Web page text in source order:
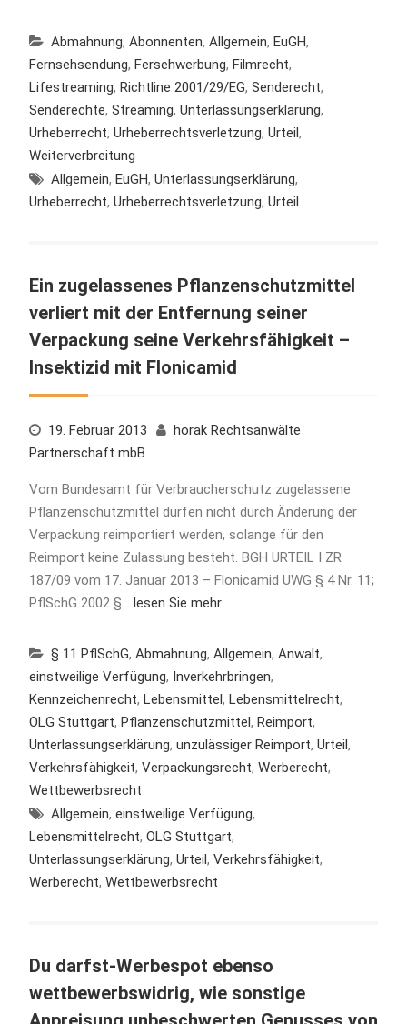
Abmahnung, Abonnenten, Allgemein, EuGH,
Fernsehsendung, Fersehwerbung, Filmrecht,
Lifestreaming, Richtline 2001/29/EG, Senderecht,
Senderechte, Streaming, Unterlassungserklärung,
Urheberrecht, Urheberrechtsverletzung, Urteil,
Weiterverbreitung
Allgemein, EuGH, Unterlassungserklärung,
Urheberrecht, Urheberrechtsverletzung, Urteil
Ein zugelassenes Pflanzenschutzmittel
verliert mit der Entfernung seiner
Verpackung seine Verkehrsfähigkeit –
Insektizid mit Flonicamid
19. Februar 2013
horak Rechtsanwälte
Partnerschaft mbB
Vom Bundesamt für Verbraucherschutz zugelassene
Pflanzenschutzmittel dürfen nicht durch Änderung der
Verpackung reimportiert werden, solange für den
Reimport keine Zulassung besteht. BGH URTEIL I ZR
187/09 vom 17. Januar 2013 – Flonicamid UWG § 4 Nr. 11;
PflSchG 2002 §… lesen Sie mehr
§ 11 PflSchG, Abmahnung, Allgemein, Anwalt,
einstweilige Verfügung, Inverkehrbringen,
Kennzeichenrecht, Lebensmittel, Lebensmittelrecht,
OLG Stuttgart, Pflanzenschutzmittel, Reimport,
Unterlassungserklärung, unzulässiger Reimport, Urteil,
Verkehrsfähigkeit, Verpackungsrecht, Werberecht,
Wettbewerbsrecht
Allgemein, einstweilige Verfügung,
Lebensmittelrecht, OLG Stuttgart,
Unterlassungserklärung, Urteil, Verkehrsfähigkeit,
Werberecht, Wettbewerbsrecht
Du darfst-Werbespot ebenso
wettbewerbswidrig, wie sonstige